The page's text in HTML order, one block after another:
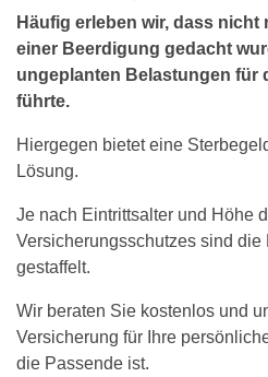
Häufig erleben wir, dass
einer Beerdigung gedacht
ungeplanten Belastungen für
führte.
Hiergegen bietet eine
Lösung.
Je nach Eintrittsalter und Höhe
Versicherungsschutzes sind
gestaffelt.
Wir beraten Sie kostenlos und
Versicherung für Ihre
die Passende ist.